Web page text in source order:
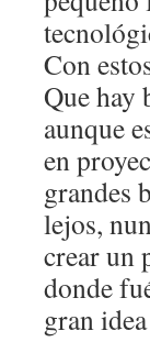
Con
Que hay
aunque
en
grandes
lejos,
crear un
donde
gran